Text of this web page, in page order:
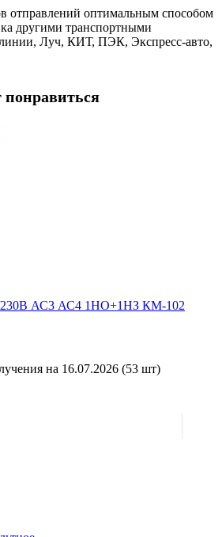
отправлений оптимальным способом
другими транспортными
Луч, КИТ, ПЭК, Экспресс-авто,
230В АС3 АС4 1НО+1НЗ КМ-102
на 16.07.2026 (53 шт)